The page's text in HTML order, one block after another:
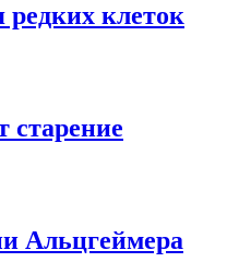
клеток
старение
Альцгеймера